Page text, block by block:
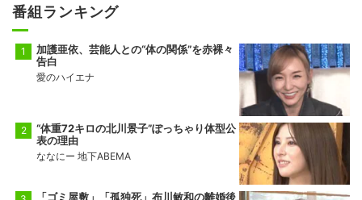
番組ランキング
加護亜依、芸能人との“体の関係”を赤裸々
告白
愛のハイエナ
“体重72キロの北川景子”ぽっちゃり体型公
表の理由
ななにー 地下ABEMA
「ゴミ屋敷」「孤独死」布川敏和の離婚後